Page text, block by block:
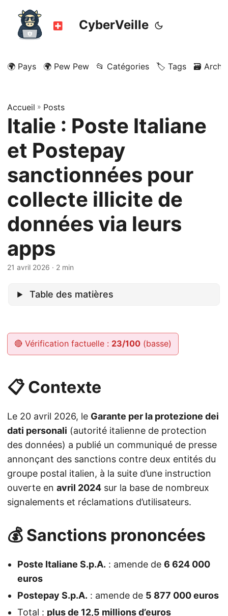
CyberVeille
🌍 Pays 🌍 Pew Pew 📂 Catégories 🏷️ Tags 🗃️
Accueil » Posts
Italie : Poste Italiane
et Postepay
sanctionnées pour
collecte illicite de
données via leurs
apps
21 avril 2026 · 2 min
Table des matières
🔴 Vérification factuelle : 23/100(basse)
📋 Contexte
Le 20 avril 2026, le Garante per la protezione dei
dati personali (autorité italienne de protection
des données) a publié un communiqué de presse
annonçant des sanctions contre deux entités du
groupe postal italien, à la suite d’une instruction
ouverte en avril 2024 sur la base de nombreux
signalements et réclamations d’utilisateurs.
💰 Sanctions prononcées
Poste Italiane S.p.A. : amende de 6 624 000
euros
Postepay S.p.A. : amende de 5 877 000 euros
Total : plus de 12,5 millions d’euros